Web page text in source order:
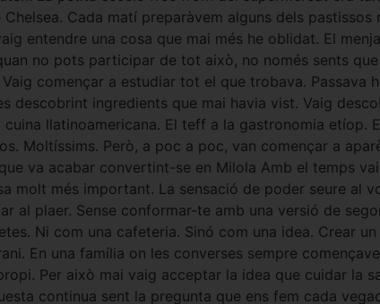
Cada matí preparàvem alguns dels pastissos
entendre una cosa que mai més he oblidat. El
no pots participar de tot això, no només sents que
començar a estudiar tot el que trobava. Passava
descobrint ingredients que mai havia vist. Vaig
llatinoamericana. El teff a la gastronomia etíop.
Moltíssims. Però, a poc a poc, van començar a
va acabar convertint-se en Milola Amb el temps
més important. La sensació de poder seure al
al plaer. Sense conformar-te amb una versió de
Ni com una cafeteria. Sinó com una idea. Crear
En una família on les converses sempre
Per això mai vaig acceptar la idea que cuidar la
continua sent la pregunta que ens fem cada